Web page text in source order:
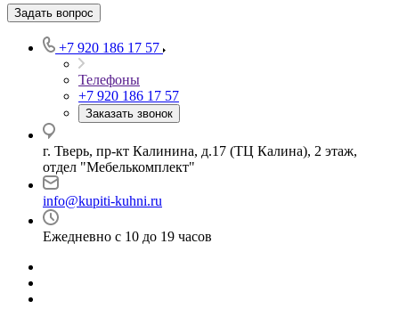
Задать вопрос
+7 920 186 17 57
Телефоны
+7 920 186 17 57
Заказать звонок
г. Тверь, пр-кт Калинина, д.17 (ТЦ Калина), 2 этаж,
отдел "Мебелькомплект"
info@kupiti-kuhni.ru
Ежедневно с 10 до 19 часов